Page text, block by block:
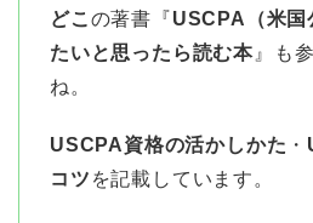
どこ の著書『USCPA（米国
たいと思ったら読む本 』も
ね。
USCPA資格の活かしかた ・
コツ を記載しています。